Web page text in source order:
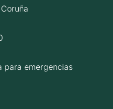
para emergencias